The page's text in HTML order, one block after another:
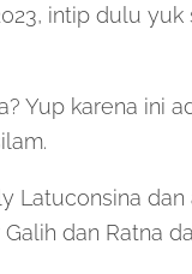
intip dulu yuk
Yup karena ini
Latuconsina
dan Ratna